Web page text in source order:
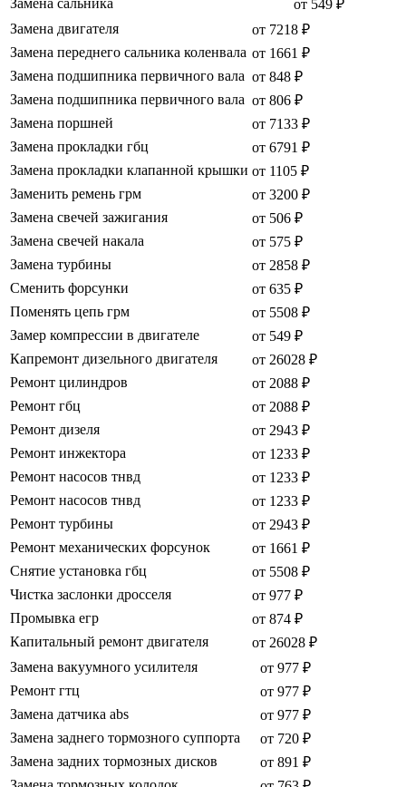
Замена сальника
от 549 ₽
Замена двигателя
от 7218 ₽
Замена переднего сальника коленвала от 1661 ₽
Замена подшипника первичного вала от 848 ₽
Замена подшипника первичного вала от 806 ₽
Замена поршней
от 7133 ₽
Замена прокладки гбц
от 6791 ₽
Замена прокладки клапанной крышки от 1105 ₽
Заменить ремень грм
от 3200 ₽
Замена свечей зажигания
от 506 ₽
Замена свечей накала
от 575 ₽
Замена турбины
от 2858 ₽
Сменить форсунки
от 635 ₽
Поменять цепь грм
от 5508 ₽
Замер компрессии в двигателе
от 549 ₽
Капремонт дизельного двигателя
от 26028 ₽
Ремонт цилиндров
от 2088 ₽
Ремонт гбц
от 2088 ₽
Ремонт дизеля
от 2943 ₽
Ремонт инжектора
от 1233 ₽
Ремонт насосов тнвд
от 1233 ₽
Ремонт насосов тнвд
от 1233 ₽
Ремонт турбины
от 2943 ₽
Ремонт механических форсунок
от 1661 ₽
Снятие установка гбц
от 5508 ₽
Чистка заслонки дросселя
от 977 ₽
Промывка егр
от 874 ₽
Капитальный ремонт двигателя
от 26028 ₽
Замена вакуумного усилителя
от 977 ₽
Ремонт гтц
от 977 ₽
Замена датчика abs
от 977 ₽
Замена заднего тормозного суппорта
от 720 ₽
Замена задних тормозных дисков
от 891 ₽